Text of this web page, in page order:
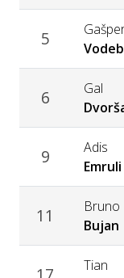
5
Vodeb
6
Gal
9
Adis
Emruli
11
Bruno
Bujan
Tian